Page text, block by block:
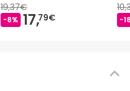
19,37€
-8% 17,79€ -